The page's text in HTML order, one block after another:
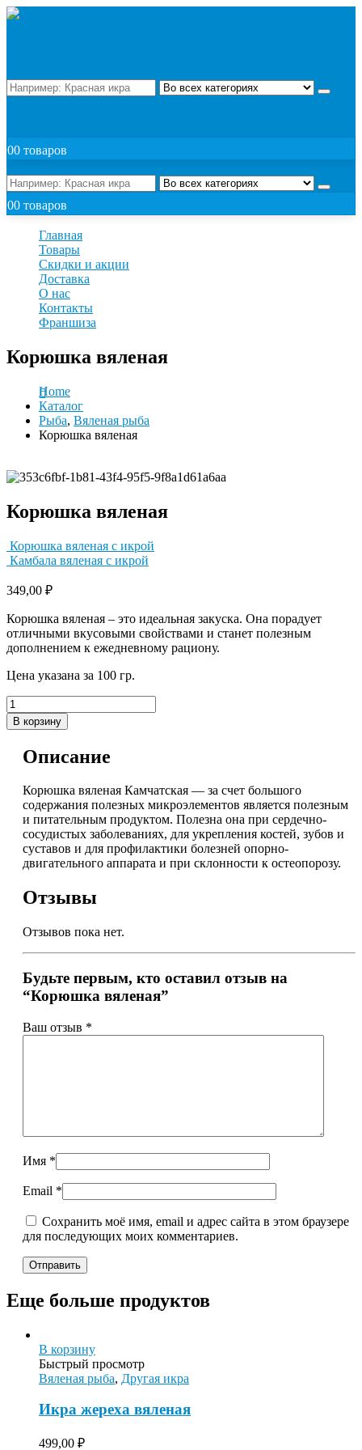
00 товаров
00 товаров
Главная
Товары
Скидки и акции
Доставка
О нас
Контакты
Франшиза
Корюшка вяленая
Home
Каталог
Рыба, Вяленая рыба
Корюшка вяленая
Корюшка вяленая
Корюшка вяленая с икрой
Камбала вяленая с икрой
349,00 ₽
Корюшка вяленая – это идеальная закуска. Она порадует
отличными вкусовыми свойствами и станет полезным
дополнением к ежедневному рациону.
Цена указана за 100 гр.
В корзину
Описание
Корюшка вяленая Камчатская — за счет большого
содержания полезных микроэлементов является полезным
и питательным продуктом. Полезна она при сердечно-
сосудистых заболеваниях, для укрепления костей, зубов и
суставов и для профилактики болезней опорно-
двигательного аппарата и при склонности к остеопорозу.
Отзывы
Отзывов пока нет.
Будьте первым, кто оставил отзыв на
“Корюшка вяленая”
Ваш отзыв *
Имя *
Email *
Сохранить моё имя, email и адрес сайта в этом браузере
для последующих моих комментариев.
Еще больше продуктов
В корзину
Быстрый просмотр
Вяленая рыба, Другая икра
Икра жереха вяленая
499,00 ₽